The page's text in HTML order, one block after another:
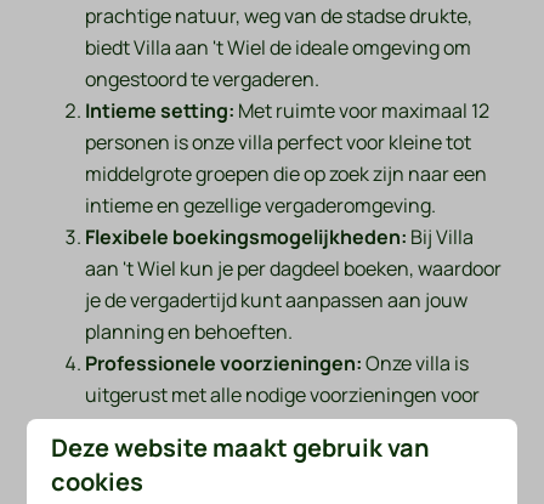
prachtige natuur, weg van de stadse drukte,
biedt Villa aan 't Wiel de ideale omgeving om
ongestoord te vergaderen.
Intieme setting: Met ruimte voor maximaal 12
personen is onze villa perfect voor kleine tot
middelgrote groepen die op zoek zijn naar een
intieme en gezellige vergaderomgeving.
Flexibele boekingsmogelijkheden: Bij Villa
aan 't Wiel kun je per dagdeel boeken, waardoor
je de vergadertijd kunt aanpassen aan jouw
planning en behoeften.
Professionele voorzieningen:Onze villa is
uitgerust met alle nodige voorzieningen voor
een succesvolle vergadering, waaronder
moderne audiovisuele apparatuur en
comfortabele zitplaatsen.
Deze website maakt gebruik van
cookies